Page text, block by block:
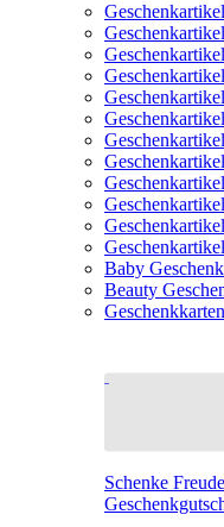
Baby
Beauty
Schenke